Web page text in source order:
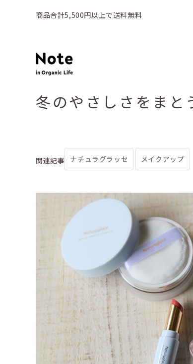
商品合計5,500円以上で送料無料
冬のやさしさをまと
関連記事 ナチュラグラッセ メイクアップ